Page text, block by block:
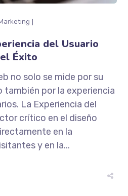
del Usuario
Éxito
no solo se mide por su
también por la experiencia
La Experiencia del
crítico en el diseño
en la
y en la...